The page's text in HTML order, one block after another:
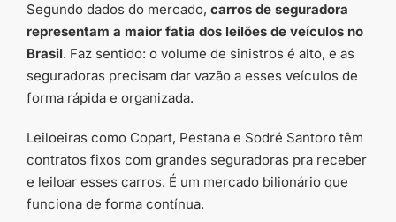
Segundo dados do mercado, carros de seguradora
representam a maior fatia dos leilões de veículos no
Brasil. Faz sentido: o volume de sinistros é alto, e as
seguradoras precisam dar vazão a esses veículos de
forma rápida e organizada.
Leiloeiras como Copart, Pestana e Sodré Santoro têm
contratos fixos com grandes seguradoras pra receber
e leiloar esses carros. É um mercado bilionário que
funciona de forma contínua.